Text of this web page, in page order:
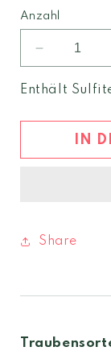
Anzahl
Verringere
die
Menge
Medeus
Cannonau
di
Enthält
IN
Share